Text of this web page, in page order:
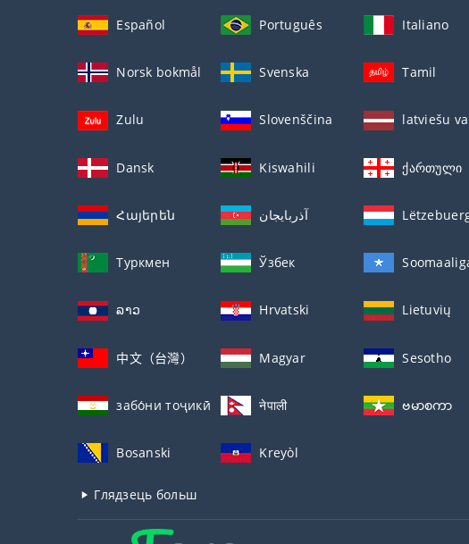
Español Português Italiano
Norsk bokmål Svenska Tamil
Zulu Slovenščina latviešu
Dansk Kiswahili ქართული
Հայերեն آذربايجان
Туркмен Ўзбек
ລາວ Hrvatski Lietuvių
中文（台灣） Magyar Sesotho
забо́ни тоҷикӣ́ नेपाली ဗမာစကာ
Bosanski Kreyòl
Глядзець больш